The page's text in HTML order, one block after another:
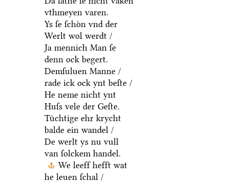
vthmeyen varen.
Ys ſe ſchoͤn vnd der
Werlt wol werdt /
Ja mennich Man ſe
denn ock begert.
Demſuluen Manne /
rade ick ock ynt beſte /
He neme nicht ynt
Huſs vele der Geſte.
Tuͤchtige ehr krycht
balde ein wandel /
De werlt ys nu vull
van ſolckem handel.
We leeff hefft wat
he leuen ſchal /